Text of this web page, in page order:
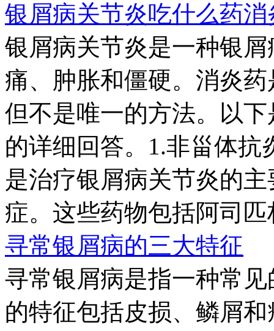
银屑病关节炎吃什么药消
银屑病关节炎是一种银
痛、肿胀和僵硬。消炎
但不是唯一的方法。以
的详细回答。1.非甾体抗
是治疗银屑病关节炎的
症。这些药物包括阿司
寻常银屑病的三大特征
寻常银屑病是指一种常
的特征包括皮损、鳞屑